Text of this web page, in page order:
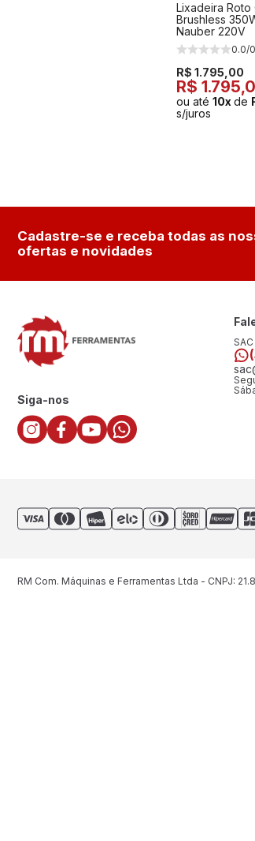
Lixadeira Roto
Brushless
Nauber 220V
0.0/0
R$ 1.795,00
R$
ou até 10x de
s/juros
Cadastre-se e receba todas as
ofertas e novidades
Siga-nos
RM Com. Máquinas e Ferramentas Ltda - CNPJ: